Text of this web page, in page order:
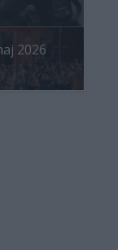
2026